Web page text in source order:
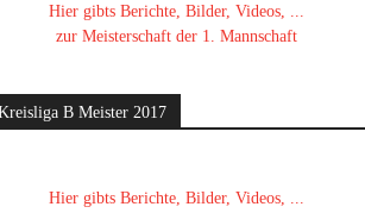
Hier gibts Berichte, Bilder, Videos, ...
zur Meisterschaft der 1. Mannschaft
B Meister 2017
Hier gibts Berichte, Bilder, Videos, ...